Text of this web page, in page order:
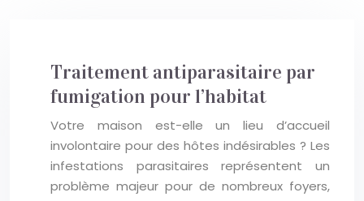
Traitement antiparasitaire par
fumigation pour l’habitat
Votre maison est-elle un lieu d’accueil
involontaire pour des hôtes indésirables ? Les
infestations parasitaires représentent un
problème majeur pour de nombreux foyers,